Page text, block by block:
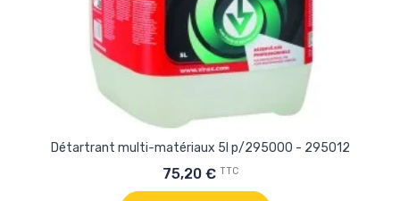
Détartrant multi-matériaux 5l p/295000 - 295012
75,20 € TTC